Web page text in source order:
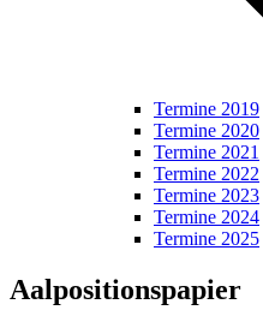
Termine 2019
Termine 2020
Termine 2021
Termine 2022
Termine 2023
Termine 2024
Termine 2025
Aalpositionspapier